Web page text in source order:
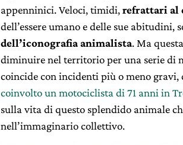
appenninici. Veloci, timidi,refrattari al
dell’essere umano e delle sue abitudini,
dell’iconografia animalista. Ma
diminuire nel territorio per una serie di
coincide con incidenti più o meno gravi,
coinvolto un motociclista di 71 anni in
sulla vita di questo splendido animale
nell’immaginario collettivo.